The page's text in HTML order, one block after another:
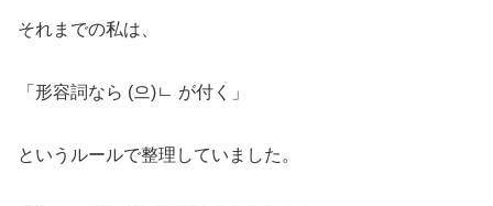
それまでの私は、
「形容詞なら (으)ㄴ が付く」
というルールで整理していました。